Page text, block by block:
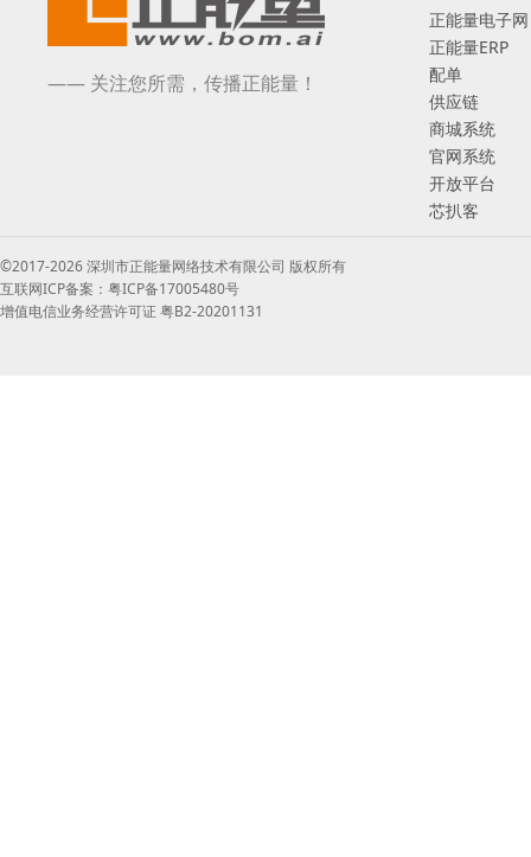
—— 关注您所需，传播正能量！
正能量电子网
正能量ERP
配单
供应链
商城系统
官网系统
开放平台
芯扒客
©2017-2026 深圳市正能量网络技术有限公司 版权所有
互联网ICP备案：粤ICP备17005480号
增值电信业务经营许可证 粤B2-20201131